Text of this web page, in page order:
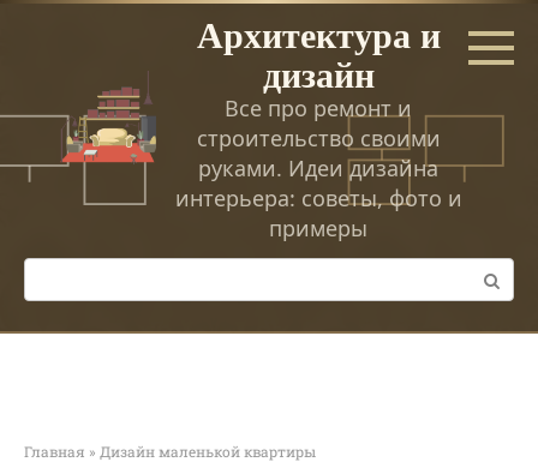
Перейти
Архитектура и
дизайн
Все про ремонт и
строительство своими
руками. Идеи дизайна
интерьера: советы, фото и
примеры
Поиск:
Главная » Дизайн маленькой квартиры